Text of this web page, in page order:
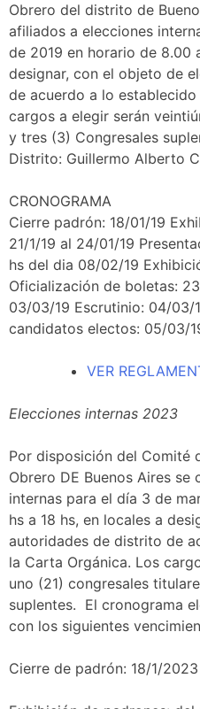
Obrero del distrito de
afiliados a elecciones
de 2019 en horario de 8.00
designar, con el objeto de
de acuerdo a lo
cargos a elegir serán
y tres (3) Congresales
Distrito: Guillermo Alberto
CRONOGRAMA
Cierre padrón: 18/01/19
21/1/19 al 24/01/19
hs del dia 08/02/19
Oficialización de boletas:
03/03/19 Escrutinio: 04/03/
candidatos electos: 05/03/
VER
Elecciones internas 2023
Por disposición del Comité
Obrero DE Buenos Aires se
internas para el día 3 de
hs a 18 hs, en locales a
autoridades de distrito de
la Carta Orgánica. Los
uno (21) congresales
suplentes. El cronograma
con los siguientes
Cierre de padrón: 18/1/2023